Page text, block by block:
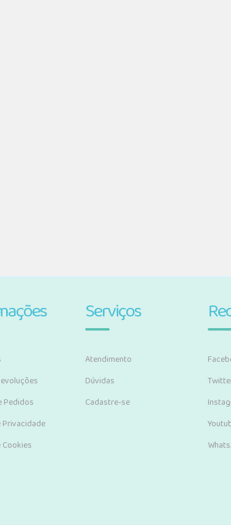
Pedidos
Serviços
Atendimento
Dúvidas
Cadastre-se